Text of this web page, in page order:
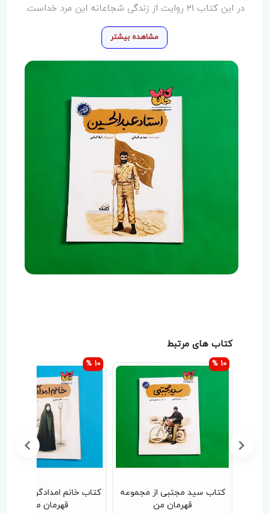
در این کتاب 21 روایت از زندگی شجاعانه این مرد خداست.
مشاهده بیشتر
کتاب های مرتبط
کتاب خانم امدادگر (از مجموعه
قهرمان من )
10 %
کتاب آقا مصطفی (از
قهرمان من )
10 %